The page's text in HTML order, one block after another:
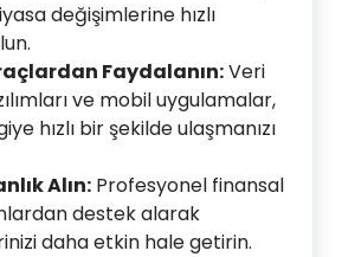
değişimlerine hızlı
Faydalanın:Veri
ve mobil uygulamalar,
hızlı bir şekilde ulaşmanızı
Alın: Profesyonel finansal
destek alarak
daha etkin hale getirin.